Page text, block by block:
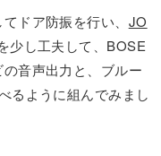
ドア防振を行い、 JO
少し工夫して、BOSE
音声出力と、ブルー
るように組んでみまし